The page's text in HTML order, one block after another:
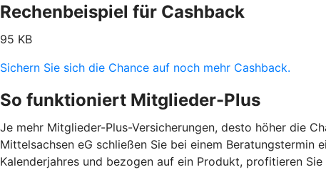
Rechenbeispiel für Cashback
95 KB
Sichern Sie sich die Chance auf noch mehr Cashback.
So funktioniert Mitglieder-Plus
Je mehr Mitglieder-Plus-Versicherungen, desto höher die
Mittelsachsen eG schließen Sie bei einem Beratungstermin
Kalenderjahres und bezogen auf ein Produkt, profitieren